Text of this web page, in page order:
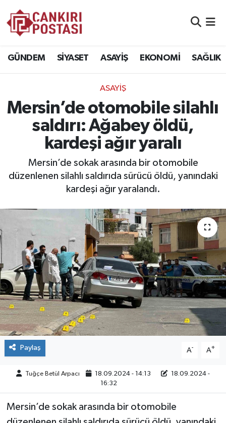
GÜNDEM SİYASET ASAYİŞ EKONOMİ SAĞLIK
ASAYİŞ
Mersin’de otomobile silahlı
saldırı: Ağabey öldü,
kardeşi ağır yaralı
Mersin’de sokak arasında bir otomobile
düzenlenen silahlı saldırıda sürücü öldü, yanındaki
kardeşi ağır yaralandı.
Paylaş A- A+
Tuğçe Betül Arpacı 18.09.2024 - 14:13
18.09.2024 -
16:32
Mersin’de sokak arasında bir otomobile
EKONOMİ
SAĞLIK
SPOR
YAŞAM
ÇEVRE
İLÇELER
RESMİ İLANLAR
KÜLTÜR
TURİZM
MAGAZİN
Trafik Durumu
Süper Lig Puan Durumu ve Fikstür
Tüm Manşetler
Son Dakika Haberleri
Haber Arşivi